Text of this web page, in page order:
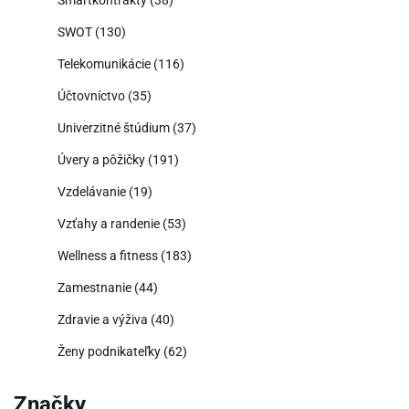
SWOT (130)
Telekomunikácie (116)
Účtovníctvo (35)
Univerzitné štúdium (37)
Úvery a pôžičky (191)
Vzdelávanie (19)
Vzťahy a randenie (53)
Wellness a fitness (183)
Zamestnanie (44)
Zdravie a výživa (40)
Ženy podnikateľky (62)